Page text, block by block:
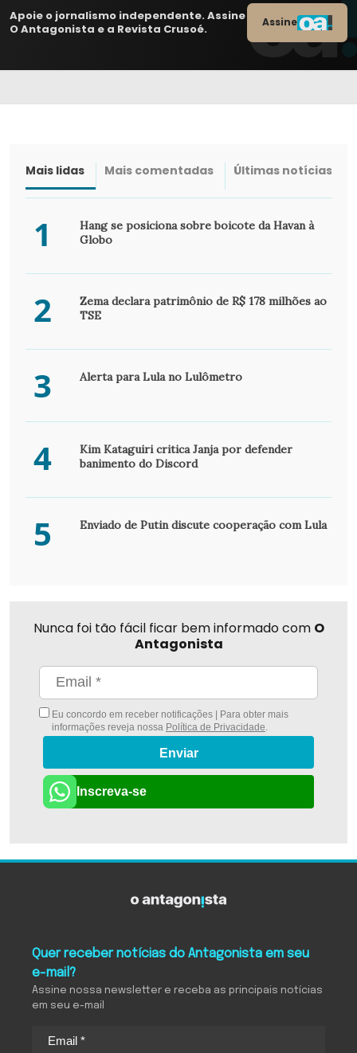
Apoie o jornalismo independente. Assine
O Antagonista e a Revista Crusoé.
Assine
Mais lidas Mais comentadas Últimas notícias
1
Hang se posiciona sobre boicote da Havan à
Globo
2
Zema declara patrimônio de R$ 178 milhões ao
TSE
3 Alerta para Lula no Lulômetro
4
Kim Kataguiri critica Janja por defender
banimento do Discord
5 Enviado de Putin discute cooperação com Lula
Nunca foi tão fácil ficar bem informado com O
Antagonista
Eu concordo em receber notificações | Para obter mais
informações reveja nossa Política de Privacidade
Enviar
Inscreva-se
Quer receber notícias do Antagonista em seu
e-mail?
Assine nossa newsletter e receba as principais notícias
em seu e-mail